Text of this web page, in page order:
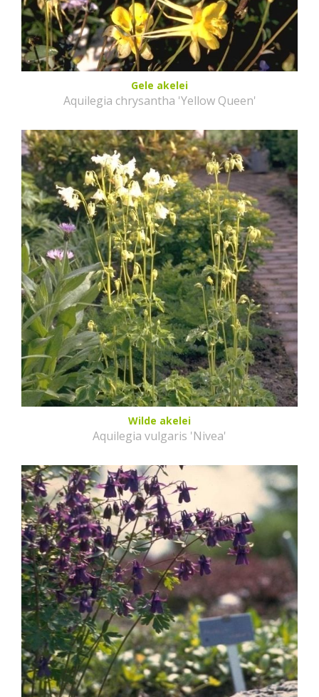
Gele akelei
Aquilegia chrysantha 'Yellow Queen'
Wilde akelei
Aquilegia vulgaris 'Nivea'